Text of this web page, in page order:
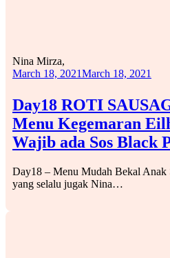
Day18 ROTI
Menu Kegemaran
Wajib ada Sos Black
Nina Mirza,
March 18, 2021March 18, 2021
Day18 – Menu Mudah Bekal Anak
yang selalu jugak Nina…